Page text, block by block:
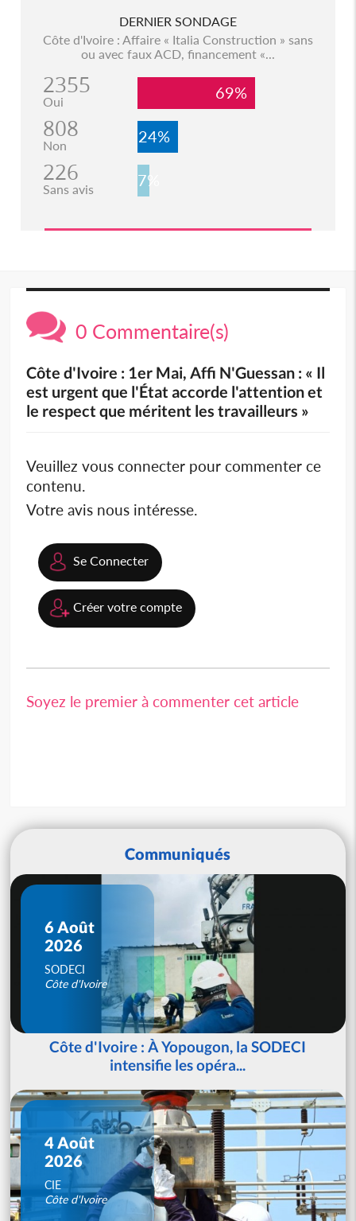
DERNIER SONDAGE
Côte d'Ivoire : Affaire « Italia Construction » sans
ou avec faux ACD, financement «...
2355
Oui 69%
808
Non 24%
226
Sans avis 7%
0 Commentaire(s)
Côte d'Ivoire : 1er Mai, Affi N'Guessan : « Il
est urgent que l'État accorde l'attention et
le respect que méritent les travailleurs »
Veuillez vous connecter pour commenter ce
contenu.
Votre avis nous intéresse.
Se Connecter
Créer votre compte
Soyez le premier à commenter cet article
Communiqués
6 Août
2026
SODECI
Côte d'Ivoire
Côte d'Ivoire : À Yopougon, la SODECI
intensifie les opéra...
4 Août
2026
CIE
Côte d'Ivoire